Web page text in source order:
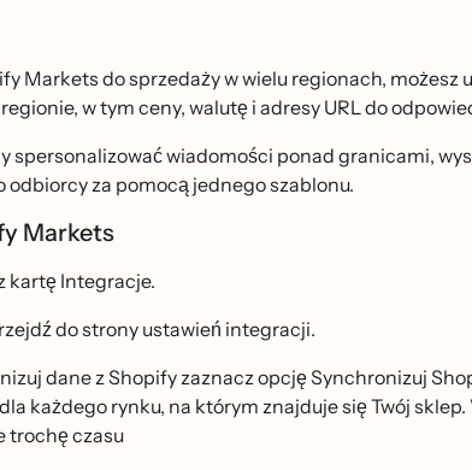
Markets do sprzedaży w wielu regionach, możesz
w tym ceny, walutę i adresy URL do
spersonalizować wiadomości ponad granicami,
za pomocą jednego szablonu.
Markets
kartę Integracje.
do strony ustawień integracji.
dane z Shopify zaznacz opcję Synchronizuj
każdego rynku, na którym znajduje się Twój
trochę czasu